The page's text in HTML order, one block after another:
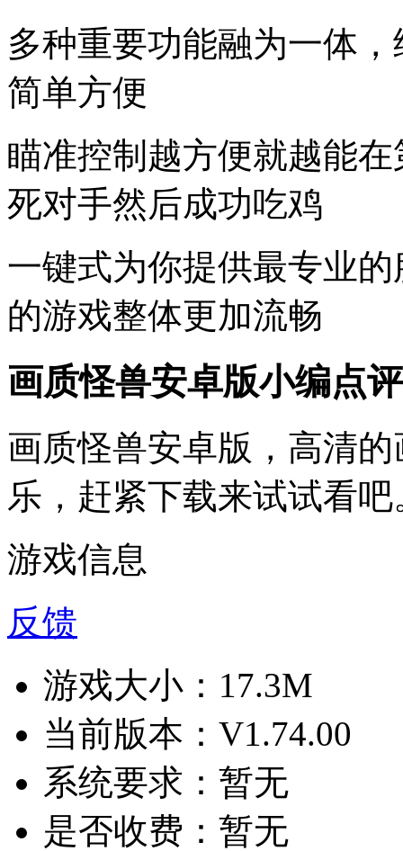
多种重要功能融为一体
简单方便
瞄准控制越方便就越能
死对手然后成功吃鸡
一键式为你提供最专业
的游戏整体更加流畅
画质怪兽安卓版小编点评
画质怪兽安卓版，高清
乐，赶紧下载来试试看吧
游戏信息
反馈
游戏大小： 17.3M
当前版本： V1.74.00
系统要求： 暂无
是否收费： 暂无